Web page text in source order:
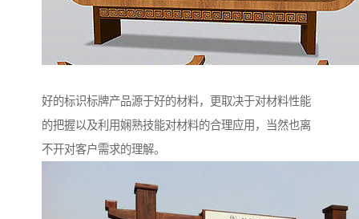
好的标识标牌产品源于好的材料，更取决于对材料性能
的把握以及利用娴熟技能对材料的合理应用，当然也离
不开对客户需求的理解。